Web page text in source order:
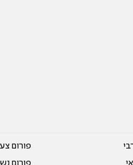
פורום
פורום